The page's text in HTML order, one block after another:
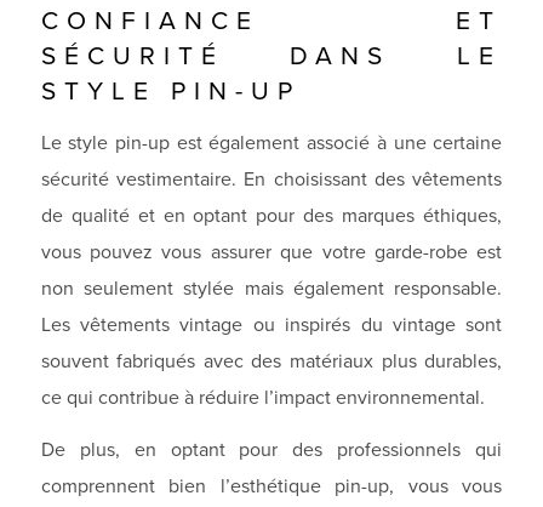
CONFIANCE ET
SÉCURITÉ DANS LE
STYLE PIN-UP
Le style pin-up est également associé à une certaine
sécurité vestimentaire. En choisissant des vêtements
de qualité et en optant pour des marques éthiques,
vous pouvez vous assurer que votre garde-robe est
non seulement stylée mais également responsable.
Les vêtements vintage ou inspirés du vintage sont
souvent fabriqués avec des matériaux plus durables,
ce qui contribue à réduire l’impact environnemental.
De plus, en optant pour des professionnels qui
comprennent bien l’esthétique pin-up, vous vous